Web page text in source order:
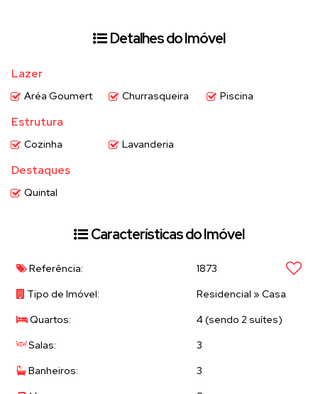
Detalhes do Imóvel
Lazer
Aréa Goumert Churrasqueira Piscina
Estrutura
Cozinha Lavanderia
Destaques
Quintal
Características do Imóvel
Referência:
1873
Tipo de Imóvel:
Residencial » Casa
Quartos:
4 (sendo 2 suítes)
Salas:
3
Banheiros:
3